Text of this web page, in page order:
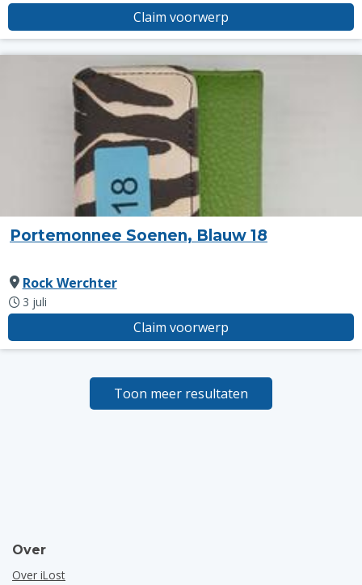
Claim voorwerp
Portemonnee Soenen, Blauw 18
Rock Werchter
3 juli
Claim voorwerp
Toon meer resultaten
Over
Over iLost